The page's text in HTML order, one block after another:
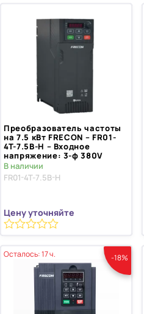
Преобразователь частоты
на 7.5 кВт FRECON – FR01-
4T-7.5B-H – Входное
напряжение: 3-ф 380V
В наличии
FR01-4T-7.5B-H
Цену уточняйте
из
5
Осталось: 17 ч. -18%